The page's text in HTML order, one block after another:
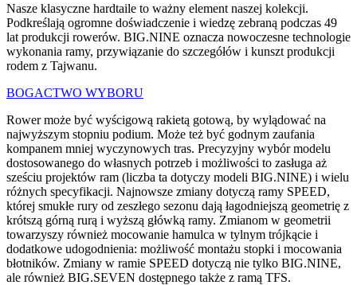
Nasze klasyczne hardtaile to ważny element naszej kolekcji.
Podkreślają ogromne doświadczenie i wiedzę zebraną podczas 49
lat produkcji rowerów. BIG.NINE oznacza nowoczesne technologie
wykonania ramy, przywiązanie do szczegółów i kunszt produkcji
rodem z Tajwanu.
BOGACTWO WYBORU
Rower może być wyścigową rakietą gotową, by wylądować na
najwyższym stopniu podium. Może też być godnym zaufania
kompanem mniej wyczynowych tras. Precyzyjny wybór modelu
dostosowanego do własnych potrzeb i możliwości to zasługa aż
sześciu projektów ram (liczba ta dotyczy modeli BIG.NINE) i wielu
różnych specyfikacji. Najnowsze zmiany dotyczą ramy SPEED,
której smukłe rury od zeszłego sezonu dają łagodniejszą geometrię z
krótszą górną rurą i wyższą główką ramy. Zmianom w geometrii
towarzyszy również mocowanie hamulca w tylnym trójkącie i
dodatkowe udogodnienia: możliwość montażu stopki i mocowania
błotników. Zmiany w ramie SPEED dotyczą nie tylko BIG.NINE,
ale również BIG.SEVEN dostępnego także z ramą TFS.